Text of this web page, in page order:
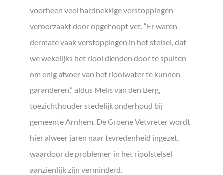
voorheen veel hardnekkige verstoppingen
veroorzaakt door opgehoopt vet. “Er waren
dermate vaak verstoppingen in het stelsel, dat
we wekelijks het riool dienden door te spuiten
om enig afvoer van het rioolwater te kunnen
garanderen,” aldus Melis van den Berg,
toezichthouder stedelijk onderhoud bij
gemeente Arnhem. De Groene Vetvreter wordt
hier alweer jaren naar tevredenheid ingezet,
waardoor de problemen in het rioolstelsel
aanzienlijk zijn verminderd.